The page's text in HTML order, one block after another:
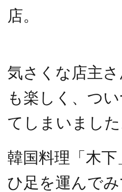
店。
気さくな店主
も楽しく、つ
てしまいました
韓国料理「木
ひ足を運んで